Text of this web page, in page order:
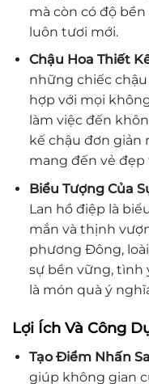
mà còn có độ
luôn tươi mới.
Chậu Hoa Thiết
những chiếc
hợp với mọi
làm việc đến
kế chậu đơn
mang đến vẻ
Biểu Tượng Của
Lan hồ điệp là
mắn và thịnh
phương Đông,
sự bền vững, tình
là món quà ý
Lợi Ích Và Công
Tạo Điểm Nhấn
giúp không gian